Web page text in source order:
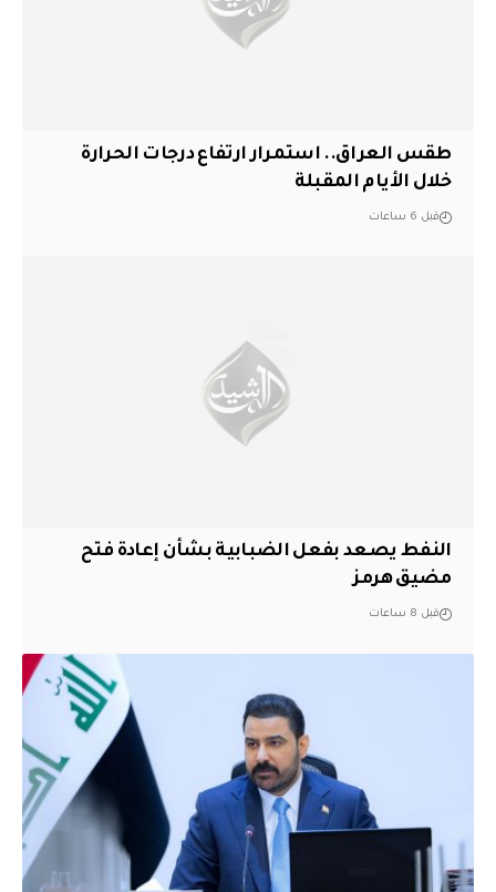
طقس العراق.. استمرار ارتفاع درجات الحرارة
خلال الأيام المقبلة
قبل 6 ساعات
النفط يصعد بفعل الضبابية بشأن إعادة فتح
مضيق هرمز
قبل 8 ساعات